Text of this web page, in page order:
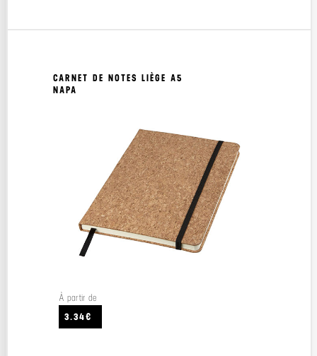
CARNET DE NOTES LIÈGE A5
NAPA
À partir de
3.34€